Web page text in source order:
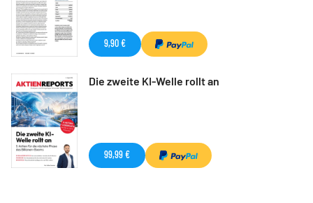
9,90 €
Die zweite KI-Welle rollt an
99,99 €